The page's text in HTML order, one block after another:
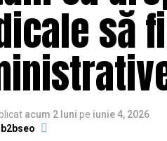
să
acum 2 luni pe iunie 4, 2026
b2bseo